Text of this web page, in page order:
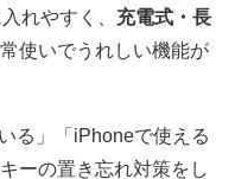
れやすく、 充電式・長
使いでうれしい機能が
る」「iPhoneで使える
ーの置き忘れ対策をし